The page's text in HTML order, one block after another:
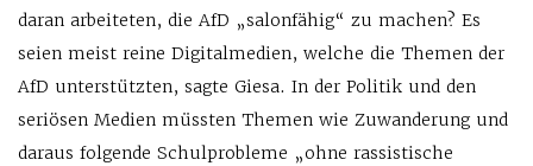
daran arbeiteten, die AfD „salonfähig“ zu machen? Es
seien meist reine Digitalmedien, welche die Themen der
AfD unterstützten, sagte Giesa. In der Politik und den
seriösen Medien müssten Themen wie Zuwanderung und
daraus folgende Schulprobleme „ohne rassistische